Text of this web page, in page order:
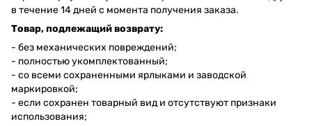
в течение 14 дней с момента получения заказа.
Товар, подлежащий возврату:
- без механических повреждений;
- полностью укомплектованный;
- со всеми сохраненными ярлыками и заводской
маркировкой;
- если сохранен товарный вид и отсутствуют признаки
использования;